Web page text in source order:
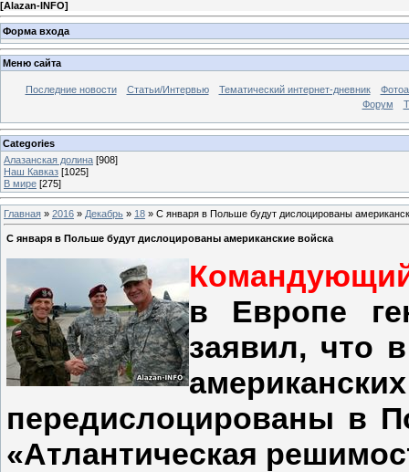
[Alazan-INFO]
Форма входа
Меню сайта
Последние новости Статьи/Интервью Тематический интернет-дневник
Форум
Categories
Алазанская долина [908]
Наш Кавказ [1025]
В мире [275]
Главная » 2016 » Декабрь » 18 » C января в Польше будут дислоцированы
C января в Польше будут дислоцированы американские войска
в Европе
заявил, что
передислоцированы в
«Атлантическая